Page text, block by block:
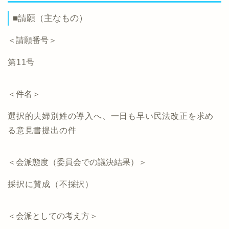
■請願（主なもの）
＜請願番号＞
第11号
＜件名＞
選択的夫婦別姓の導入へ、一日も早い民法改正を求め
る意見書提出の件
＜会派態度（委員会での議決結果）＞
採択に賛成（不採択）
＜会派としての考え方＞